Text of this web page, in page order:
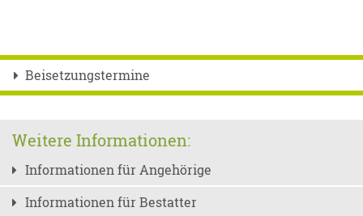
Beisetzungstermine
Weitere Informationen:
Informationen für Angehörige
Informationen für Bestatter